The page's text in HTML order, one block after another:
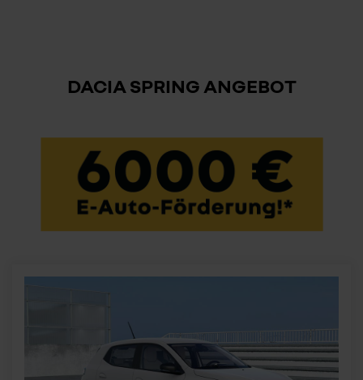
DACIA SPRING ANGEBOT